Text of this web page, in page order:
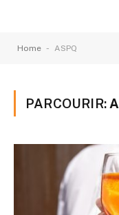
Home - ASPQ
PARCOURIR: